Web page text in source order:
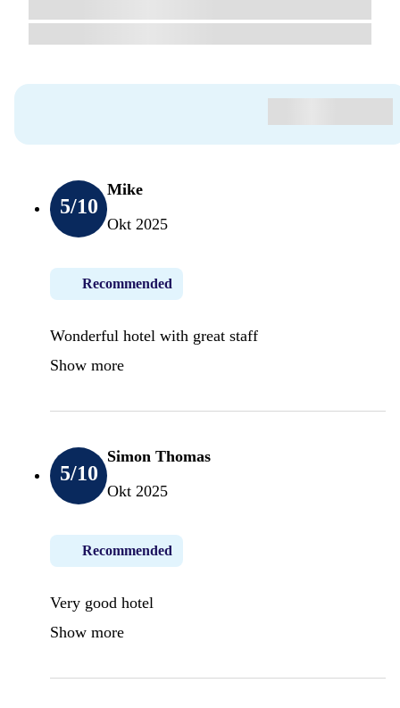
5/10
Mike
Okt 2025
Recommended
Wonderful hotel with great staff
Show more
5/10
Simon Thomas
Okt 2025
Recommended
Very good hotel
Show more